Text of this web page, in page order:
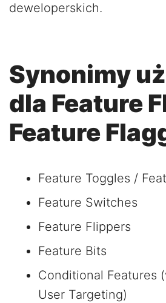
deweloperskich.
Synonimy
dla Feature
Feature
Feature Toggles /
Feature Switches
Feature Flippers
Feature Bits
Conditional Features
User Targeting)